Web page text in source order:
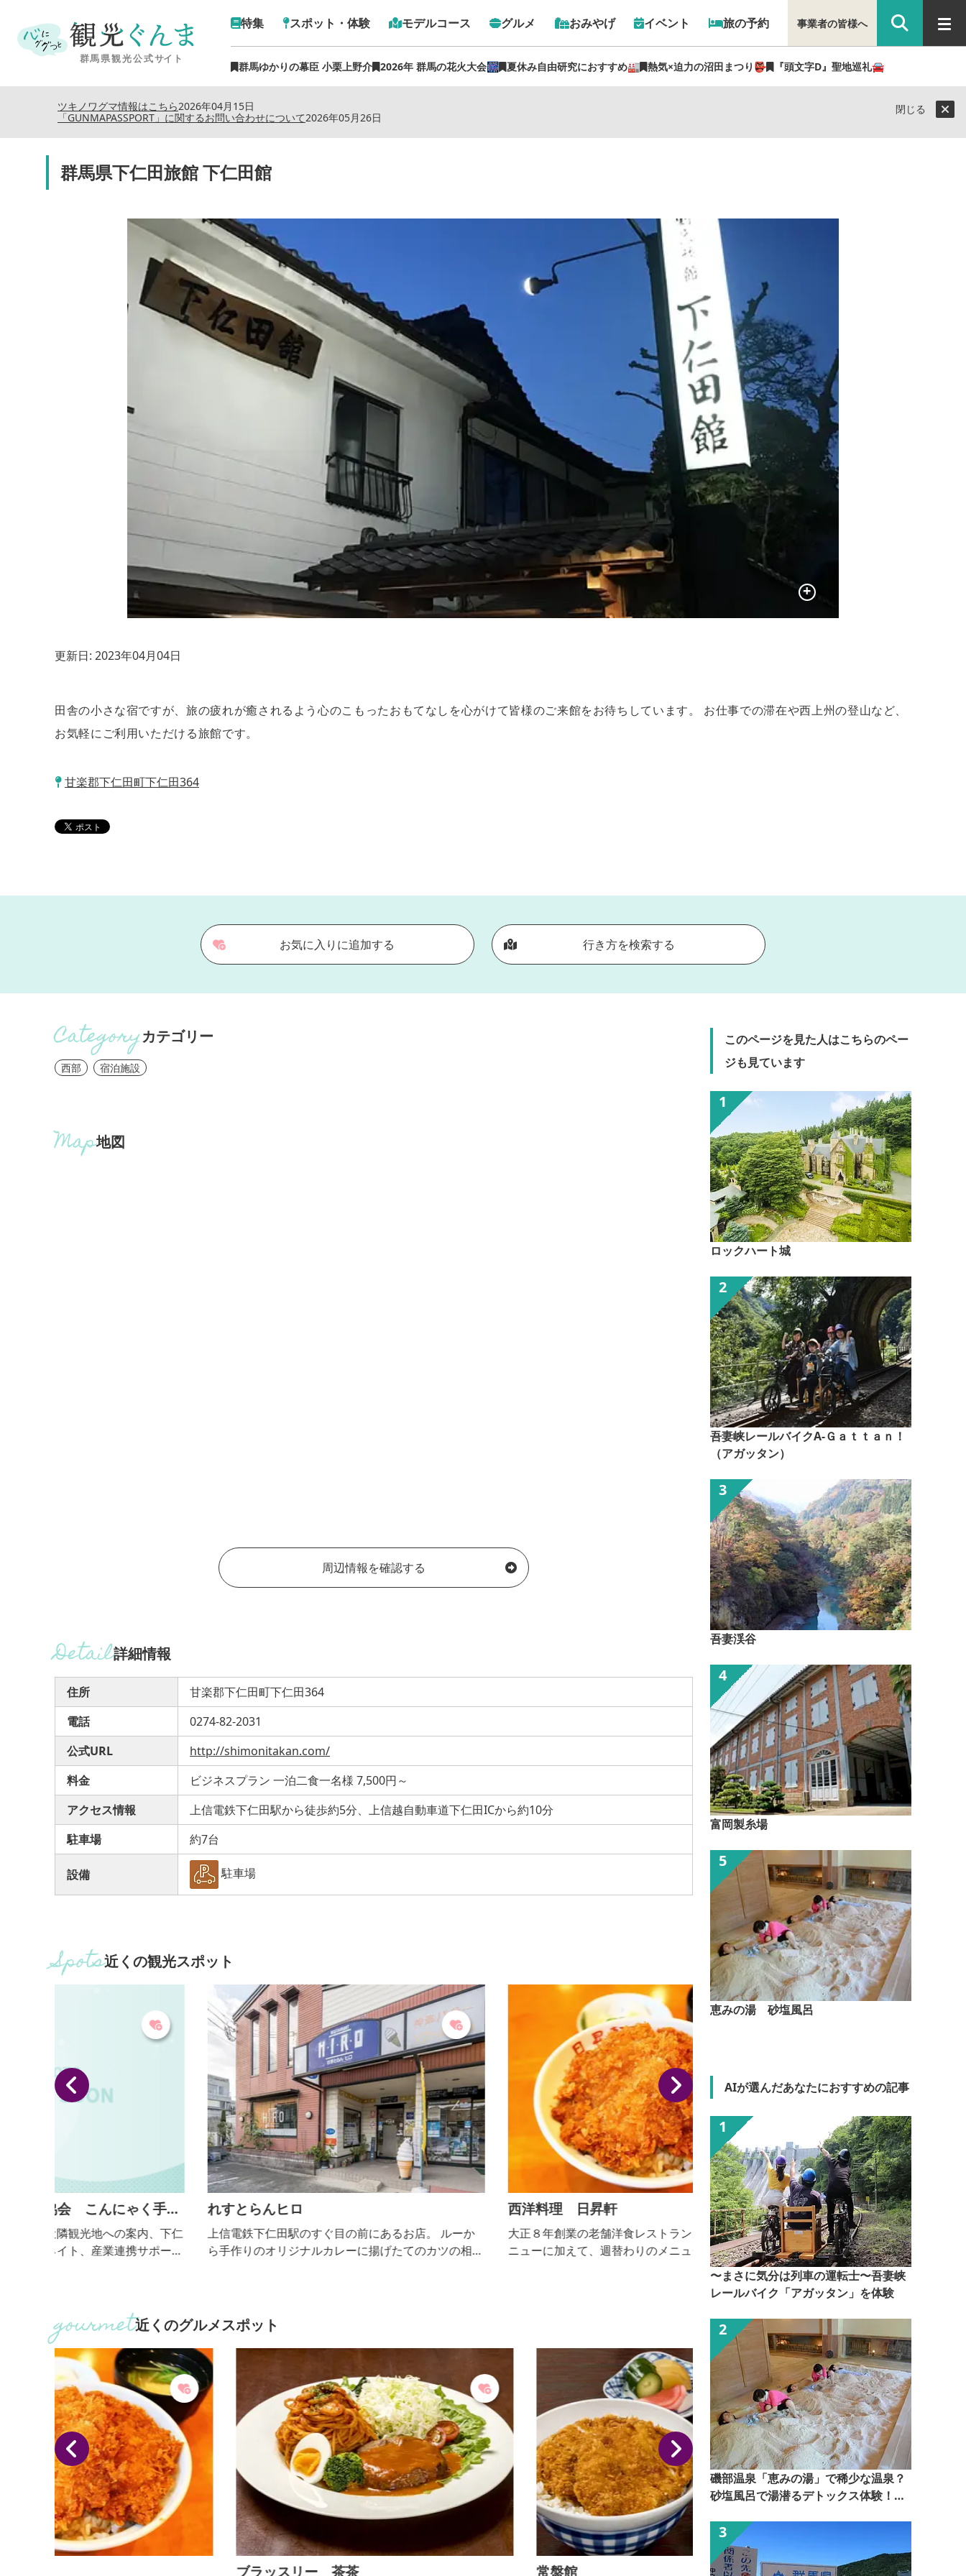
特集 スポット・体験 モデルコース グルメ おみやげ イベント 旅の予約
群馬ゆかりの幕臣 小栗上野介 2026年 群馬の花火大会🎆 夏休み自由研究におすすめ🏭 熱気×迫力の沼田まつり👺 『頭文字D』聖地巡礼🚘
事業者の皆様へ
2026年04月15日
ツキノワグマ情報はこちら
2026年05月26日
「GUNMAPASSPORT」に関するお問い合わせについて
閉じる
群馬県下仁田旅館 下仁田館
更新日: 2023年04月04日
田舎の小さな宿ですが、旅の疲れが癒されるよう心のこもったおもてなしを心がけて皆様のご来館をお待ちしています。 お仕事での滞在や西上州の登山など、
お気軽にご利用いただける旅館です。
甘楽郡下仁田町下仁田364
お気に入りに追加する 行き方を検索する
カテゴリー
西部 宿泊施設
地図
周辺情報を確認する
詳細情報
住所
甘楽郡下仁田町下仁田364
電話
0274-82-2031
公式URL
http://shimonitakan.com/
料金
ビジネスプラン 一泊二食一名様 7,500円～
アクセス情報
上信電鉄下仁田駅から徒歩約5分、上信越自動車道下仁田ICから約10分
駐車場
約7台
設備 駐車場
近くの観光スポット
れすとらんヒロ
上信電鉄下仁田駅のすぐ目の前にあるお店。 ルーか
ら手作りのオリジナルカレーに揚げたてのカツの相性
で、柔らかいヒレカツが３枚乗ったかつ丼は絶品。
こちらお店と共同開発した「神津牧場ソフトクリー
ム」は食後のデザートのほか、テイクアウトもできま
す。
大正８年創業の老舗洋食レストラン。 定番の洋食メ
ニューに加えて、週替わりのメニューを提供し続ける
ら味を受け継ぐ和風醤油ダレは、丸みのある優しい味
わい。
食亭エイト
先代より受け継がれた味を約40年間守っています。
下仁田かつ丼の会加盟店。 当店のカツ丼は、豚もも
肉を使用していますので脂身が入っていないのが特
徴。肉は柔らかく、小さなお子様からご年配の方々に
楽に食べられています。
近くのグルメスポット
常盤館
このページを見た人はこちらのペー
ジも見ています
ロックハート城
吾妻峡レールバイクA-Ｇａｔｔａｎ！
（アガッタン）
吾妻渓谷
富岡製糸場
恵みの湯 砂塩風呂
AIが選んだあなたにおすすめの記事
〜まさに気分は列車の運転士〜吾妻峡
レールバイク「アガッタン」を体験
磯部温泉「恵みの湯」で稀少な温泉？
砂塩風呂で湯潜るデトックス体験！
者）】